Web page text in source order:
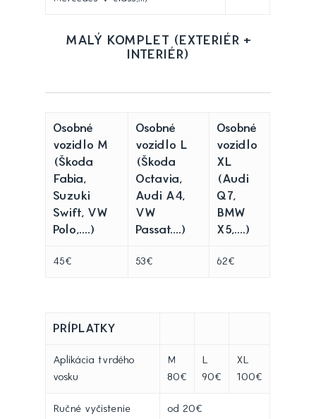
MALÝ KOMPLET (EXTERIÉR +
INTERIÉR)
Osobné
vozidlo M
(Škoda
Fabia,
Suzuki
Swift, VW
Polo,....)
Osobné
vozidlo L
(Škoda
Octavia,
Audi A4,
VW
Passat....)
Osobné
vozidlo
XL
(Audi
Q7,
BMW
X5,....)
45€ 53€ 62€
PRÍPLATKY
Aplikácia tvrdého
vosku
M
80€
L
90€
XL
100€
Ručné vyčistenie
od 20€